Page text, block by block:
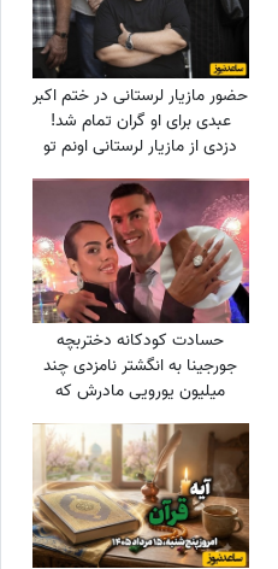
حضور مازیار لرستانی در ختم اکبر
عبدی برای او گران تمام شد!
دزدی از مازیار لرستانی اونم تو
روز روشن!
حسادت کودکانه دختربچه
جورجینا به انگشتر نامزدی چند
میلیون یورویی مادرش که
رونالدو به او هدیه داده بود!